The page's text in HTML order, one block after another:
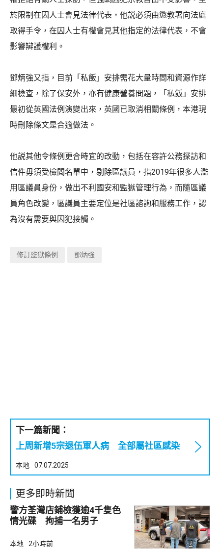
於限制在囚人士會見法律代表，他説必須由懲教署向法庭
取得手令，在囚人士有權會見其他指定的法律代表，不會
影響辯護權利。
鄧炳強又指，目前「私飯」安排需花大量時間和資源作詳
細檢查，除了保安外，亦有健康營養問題，「私飯」安排
最初從英國法例演變出來，英國已取消相關條例，本港現
時刪除條文是合適做法。
他説其他令條例更合時宜的改動，包括在容許公務探訪和
信件毋須受檢閲名單中，剔除區議員，指2019年很多人濫
用區議員身份，做出不利國安和監獄管理行為，而隨區議
員角色改變，區議員主要定位是社區諮詢和服務工作，認
為沒有需要與囚犯接觸。
修訂監獄條例 鄧炳強
下一篇新聞：
上周新增5宗退伍軍人病 全部屬社區感染
本地 07.07.2025
更多即時新聞
警方荃灣店鋪檢獲逾4千隻色
情光碟 拘捕一名男子
本地 2小時前